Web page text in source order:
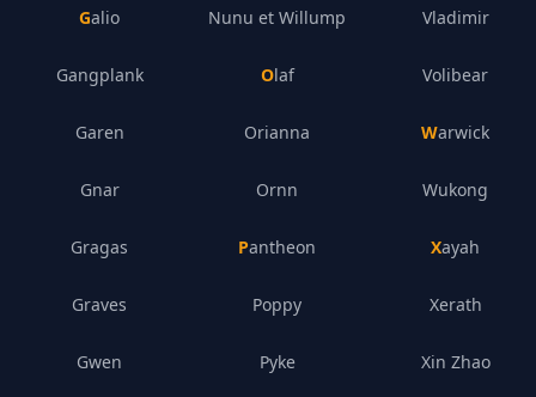
Galio
Gangplank
Garen
Gnar
Gragas
Graves
Gwen
Nunu et Willump
Olaf
Orianna
Ornn
Pantheon
Poppy
Pyke
Vladimir
Volibear
Warwick
Wukong
Xayah
Xerath
Xin Zhao